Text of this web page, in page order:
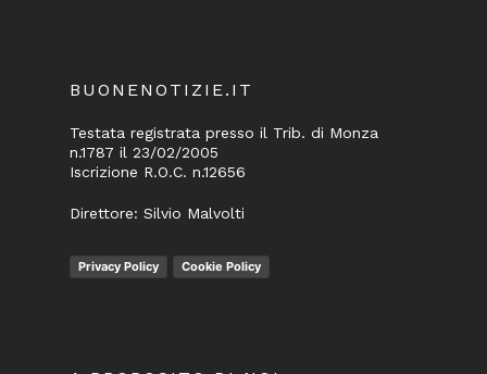
BUONENOTIZIE.IT
Testata registrata presso il Trib. di Monza
n.1787 il 23/02/2005
Iscrizione R.O.C. n.12656
Direttore: Silvio Malvolti
Privacy Policy Cookie Policy